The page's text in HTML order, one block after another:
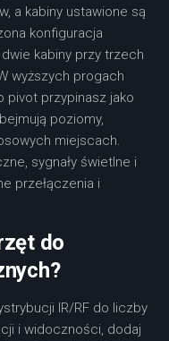
a kabiny ustawione są
konfiguracja
kabiny przy trzech
wyższych progach
pivot przypinasz jako
poziomy,
miejscach.
sygnały świetlne i
przełączenia i
do
IR/RF do liczby
i widoczności, dodaj